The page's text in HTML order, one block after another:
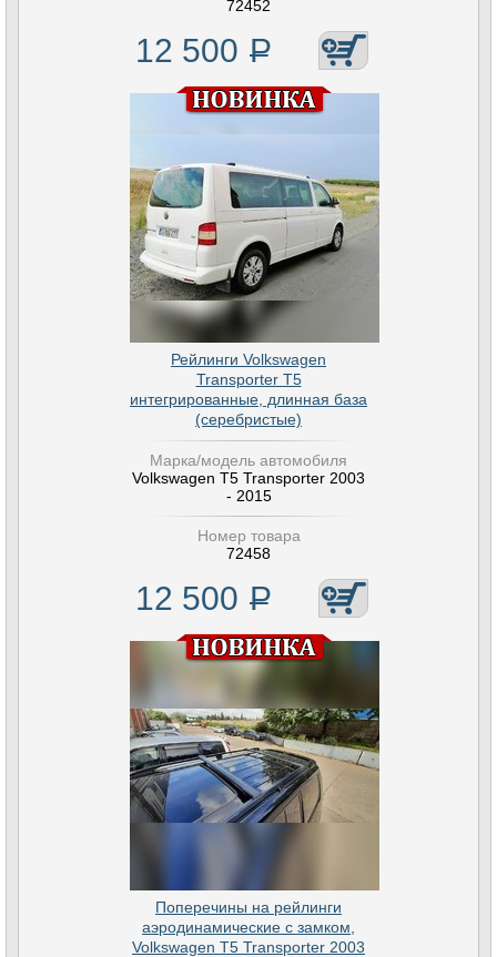
72452
12 500 Р
Рейлинги Volkswagen
Transporter T5
интегрированные, длинная база
(серебристые)
Марка/модель автомобиля
Volkswagen T5 Transporter 2003
- 2015
Номер товара
72458
12 500 Р
Поперечины на рейлинги
аэродинамические с замком,
Volkswagen T5 Transporter 2003